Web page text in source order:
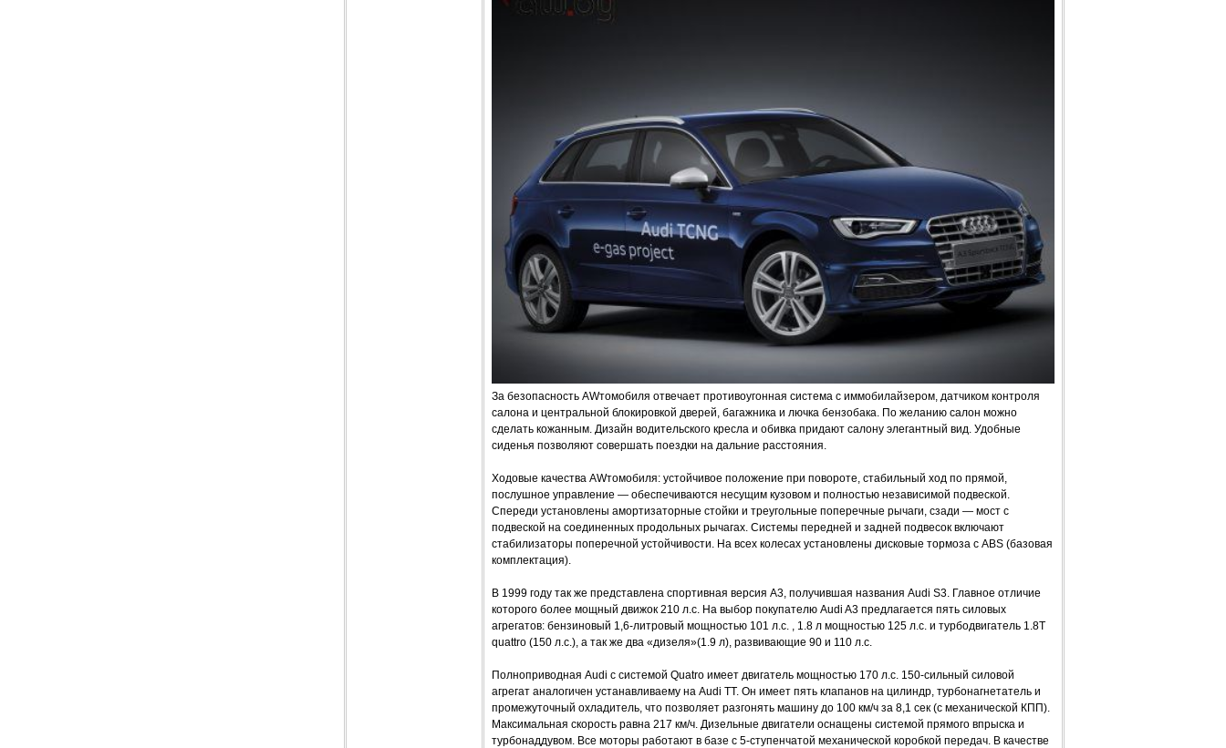
За безопасность AWтомобиля отвечает противоугонная система с иммобилайзером, датчиком контроля
салона и центральной блокировкой дверей, багажника и лючка бензобака. По желанию салон можно
сделать кожанным. Дизайн водительского кресла и обивка придают салону элегантный вид. Удобные
сиденья позволяют совершать поездки на дальние расстояния.
Ходовые качества AWтомобиля: устойчивое положение при повороте, стабильный ход по прямой,
послушное управление — обеспечиваются несущим кузовом и полностью независимой подвеской.
Спереди установлены амортизаторные стойки и треугольные поперечные рычаги, сзади — мост с
подвеской на соединенных продольных рычагах. Системы передней и задней подвесок включают
стабилизаторы поперечной устойчивости. На всех колесах установлены дисковые тормоза с ABS (базовая
комплектация).
В 1999 году так же представлена спортивная версия A3, получившая названия Audi S3. Главное отличие
которого более мощный движок 210 л.с. На выбор покупателю Audi A3 предлагается пять силовых
агрегатов: бензиновый 1,6-литровый мощностью 101 л.с. , 1.8 л мощностью 125 л.с. и турбодвигатель 1.8Т
quattro (150 л.с.), а так же два «дизеля»(1.9 л), развивающие 90 и 110 л.с.
Полноприводная Audi с системой Quatro имеет двигатель мощностью 170 л.с. 150-сильный силовой
агрегат аналогичен устанавливаему на Audi ТТ. Он имеет пять клапанов на цилиндр, турбонагнетатель и
промежуточный охладитель, что позволяет разгонять машину до 100 км/ч за 8,1 сек (с механической КПП).
Максимальная скорость равна 217 км/ч. Дизельные двигатели оснащены системой прямого впрыска и
турбонаддувом. Все моторы работают в базе с 5-ступенчатой механической коробкой передач. В качестве